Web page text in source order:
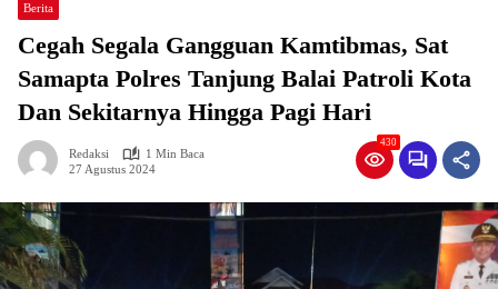
Berita
Cegah Segala Gangguan Kamtibmas, Sat
Samapta Polres Tanjung Balai Patroli Kota
Dan Sekitarnya Hingga Pagi Hari
Redaksi
1 Min Baca
27 Agustus 2024
430